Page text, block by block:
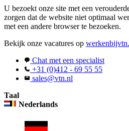
U bezoekt onze site met een
zorgen dat de website niet optimaal
met een andere browser te bezoeken.
Bekijk onze vacatures op
Chat met een specialist
+31 (0)412 - 69 55 55
sales@vtn.nl
Taal
Nederlands